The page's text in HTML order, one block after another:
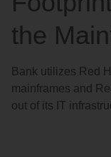
the
Bank utilizes Red
mainframes and
out of its IT